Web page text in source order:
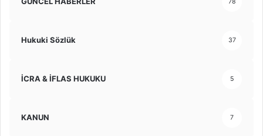
Hukuki Sözlük 37
İCRA & İFLAS HUKUKU 5
KANUN 7